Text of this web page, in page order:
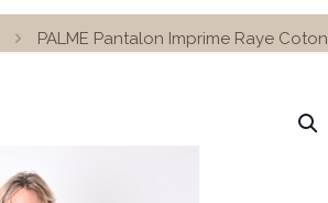
PALME Pantalon Imprime Raye Coton